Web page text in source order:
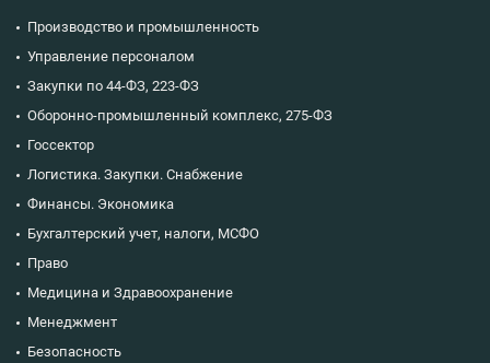
Производство и промышленность
Управление персоналом
Закупки по 44-ФЗ, 223-ФЗ
Оборонно-промышленный комплекс, 275-ФЗ
Госсектор
Логистика. Закупки. Снабжение
Финансы. Экономика
Бухгалтерский учет, налоги, МСФО
Право
Медицина и Здравоохранение
Менеджмент
Безопасность